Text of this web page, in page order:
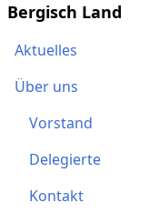
Bergisch Land
Aktuelles
Über uns
Vorstand
Delegierte
Kontakt